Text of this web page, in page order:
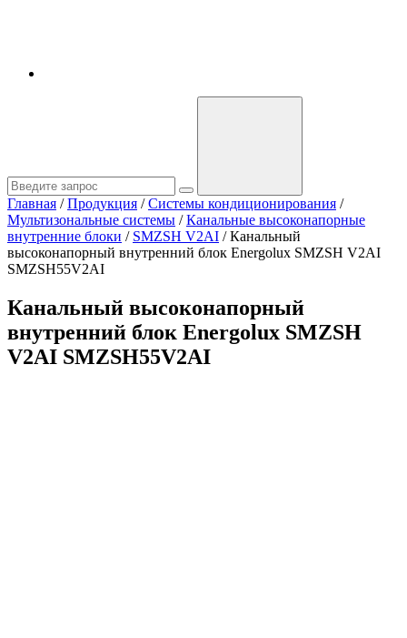
Главная / Продукция / Системы кондиционирования /
Мультизональные системы / Канальные высоконапорные
внутренние блоки / SMZSH V2AI /Канальный
высоконапорный внутренний блок Energolux SMZSH V2AI
SMZSH55V2AI
Канальный высоконапорный
внутренний блок Energolux SMZSH
V2AI SMZSH55V2AI